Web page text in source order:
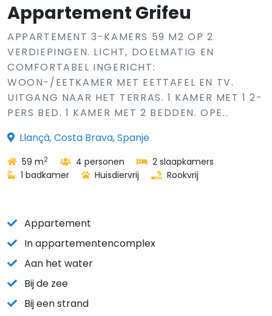
Appartement Grifeu
APPARTEMENT 3-KAMERS 59 M2 OP 2
VERDIEPINGEN. LICHT, DOELMATIG EN
COMFORTABEL INGERICHT:
WOON-/EETKAMER MET EETTAFEL EN TV.
UITGANG NAAR HET TERRAS. 1 KAMER MET 1 2-
PERS BED. 1 KAMER MET 2 BEDDEN. OPE..
Llançà, Costa Brava, Spanje
59 m2 4 personen
2 slaapkamers
1 badkamer
Huisdiervrij Rookvrij
Appartement
In appartementencomplex
Aan het water
Bij de zee
Bij een strand